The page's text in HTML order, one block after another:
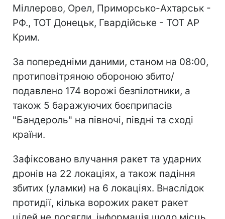
Міллерово, Орел, Приморсько-Ахтарськ -
РФ., ТОТ Донецьк, Гвардійське - ТОТ АР
Крим.
За попередніми даними, станом на 08:00,
протиповітряною обороною збито/
подавлено 174 ворожі безпілотники, а
також 5 баражуючих боєприпасів
"Бандероль" на півночі, півдні та сході
країни.
Зафіксовано влучання ракет та ударних
дронів на 22 локаціях, а також падіння
збитих (уламки) на 6 локаціях. Внаслідок
протидії, кілька ворожих ракет ракет